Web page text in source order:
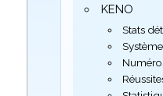
KENO
Stats